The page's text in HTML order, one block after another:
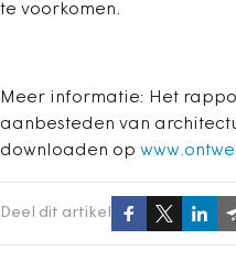
te voorkomen.
Meer informatie: Het
aanbesteden van
downloaden op
Deel dit artikel